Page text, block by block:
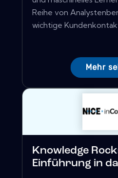
Reihe von
wichtige
Mehr
Knowledge
Einführung in